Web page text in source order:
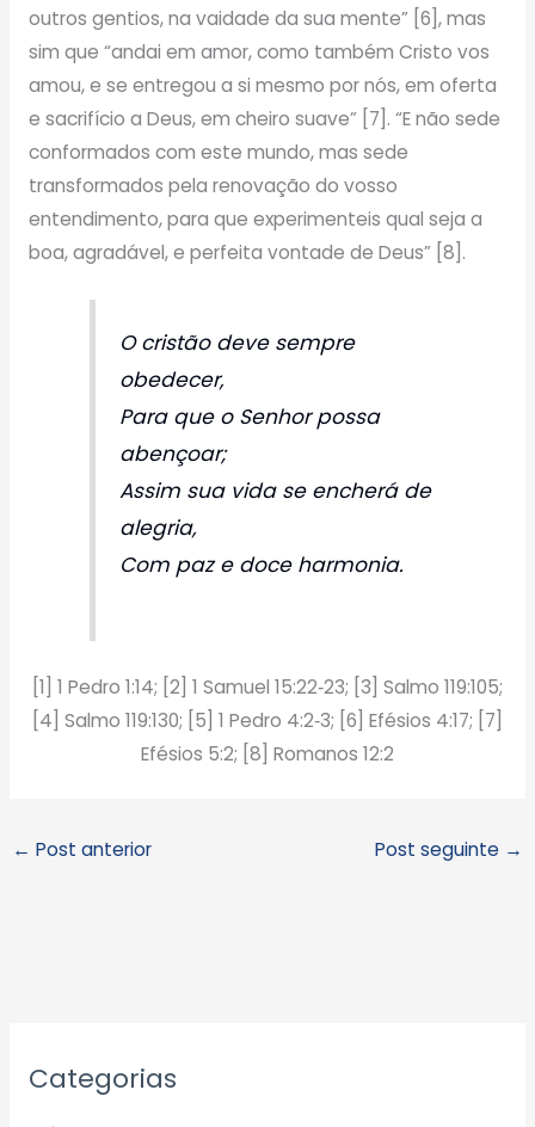
outros gentios, na vaidade da sua mente” [6], mas
sim que “andai em amor, como também Cristo vos
amou, e se entregou a si mesmo por nós, em oferta
e sacrifício a Deus, em cheiro suave” [7]. “E não sede
conformados com este mundo, mas sede
transformados pela renovação do vosso
entendimento, para que experimenteis qual seja a
boa, agradável, e perfeita vontade de Deus” [8].
O cristão deve sempre
obedecer,
Para que o Senhor possa
abençoar;
Assim sua vida se encherá de
alegria,
Com paz e doce harmonia.
[1] 1 Pedro 1:14; [2] 1 Samuel 15:22‑23; [3] Salmo 119:105;
[4] Salmo 119:130; [5] 1 Pedro 4:2‑3; [6] Efésios 4:17; [7]
Efésios 5:2; [8] Romanos 12:2
← Post anterior Post seguinte →
Categorias
r